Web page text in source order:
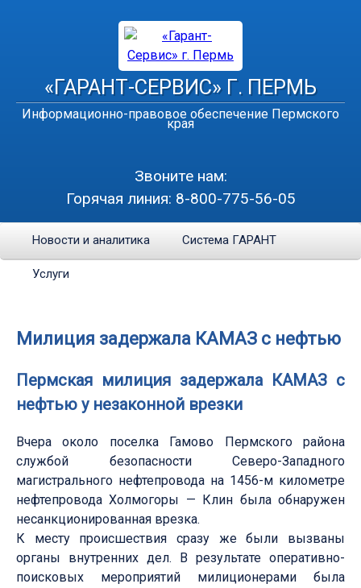
«ГАРАНТ-СЕРВИС» Г. ПЕРМЬ
Информационно-правовое обеспечение Пермского
края
Звоните нам:
Горячая линия: 8-800-775-56-05
Новости и аналитика Система ГАРАНТ
Услуги
Милиция задержала КАМАЗ с нефтью
Пермская милиция задержала КАМАЗ с
нефтью у незаконной врезки
Вчера около поселка Гамово Пермского района
службой безопасности Северо-Западного
магистрального нефтепровода на 1456-м километре
нефтепровода Холмогоры — Клин была обнаружен
несанкционированная врезка.
К месту происшествия сразу же были вызваны
органы внутренних дел. В результате оперативно-
поисковых мероприятий милиционерами была